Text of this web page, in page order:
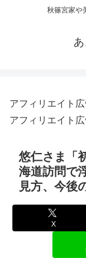
秋篠宮家や
アフィリエイト
アフィリエイト
悠仁さま「
海道訪問で
見方、今後
X